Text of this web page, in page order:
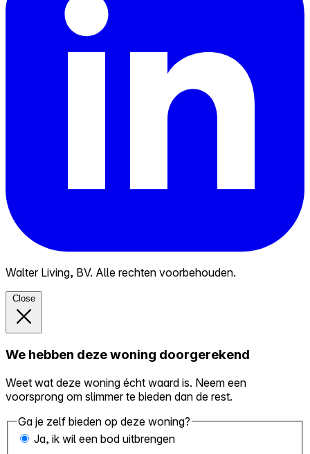
Walter Living, BV. Alle rechten voorbehouden.
Close
We hebben deze woning doorgerekend
Weet wat deze woning écht waard is. Neem een
voorsprong om slimmer te bieden dan de rest.
Ga je zelf bieden op deze woning?
Ja, ik wil een bod uitbrengen